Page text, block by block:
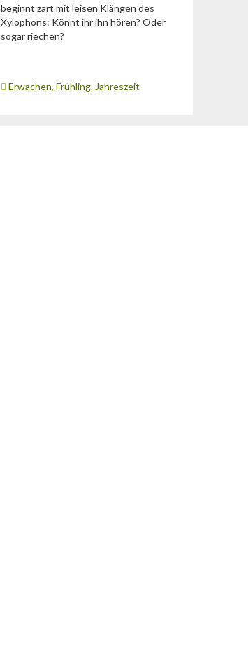
beginnt zart mit leisen Klängen des
Xylophons: Könnt ihr ihn hören? Oder
sogar riechen?
Erwachen, Frühling, Jahreszeit